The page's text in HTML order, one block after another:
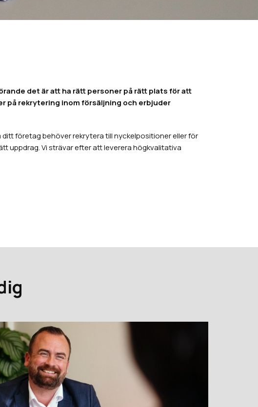
det är att ha rätt personer på rätt plats för att
på rekrytering inom försäljning och erbjuder
företag behöver rekrytera till nyckelpositioner eller för
uppdrag. Vi strävar efter att leverera högkvalitativa